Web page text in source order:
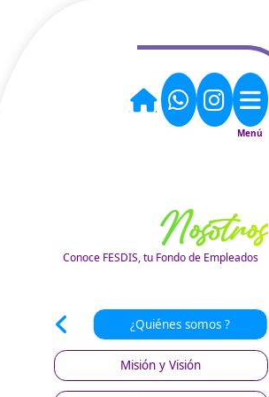
Nosotros
Conoce FESDIS, tu Fondo de Empleados
¿Quiénes somos ?
Misión y Visión